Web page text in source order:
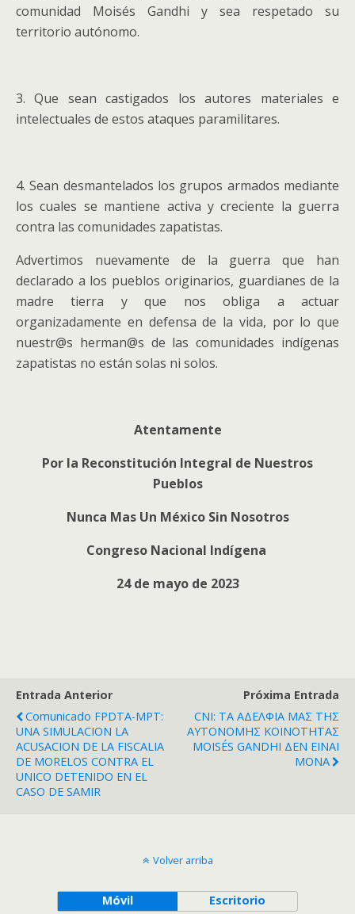
comunidad Moisés Gandhi y sea respetado su
territorio autónomo.
3. Que sean castigados los autores materiales e
intelectuales de estos ataques paramilitares.
4. Sean desmantelados los grupos armados mediante
los cuales se mantiene activa y creciente la guerra
contra las comunidades zapatistas.
Advertimos nuevamente de la guerra que han
declarado a los pueblos originarios, guardianes de la
madre tierra y que nos obliga a actuar
organizadamente en defensa de la vida, por lo que
nuestr@s herman@s de las comunidades indígenas
zapatistas no están solas ni solos.
Atentamente
Por la Reconstitución Integral de Nuestros
Pueblos
Nunca Mas Un México Sin Nosotros
Congreso Nacional Indígena
24 de mayo de 2023
Entrada Anterior
Comunicado FPDTA-MPT:
UNA SIMULACION LA
ACUSACION DE LA FISCALIA
DE MORELOS CONTRA EL
UNICO DETENIDO EN EL
CASO DE SAMIR
Próxima Entrada
CNI: ΤΑ ΑΔΕΛΦΙΑ ΜΑΣ ΤΗΣ
ΑΥΤΟΝΟΜΗΣ ΚΟΙΝΟΤΗΤΑΣ
MOISÉS GANDHI ΔΕΝ ΕΙΝΑΙ
ΜΟΝΑ
Volver arriba
Móvil Escritorio